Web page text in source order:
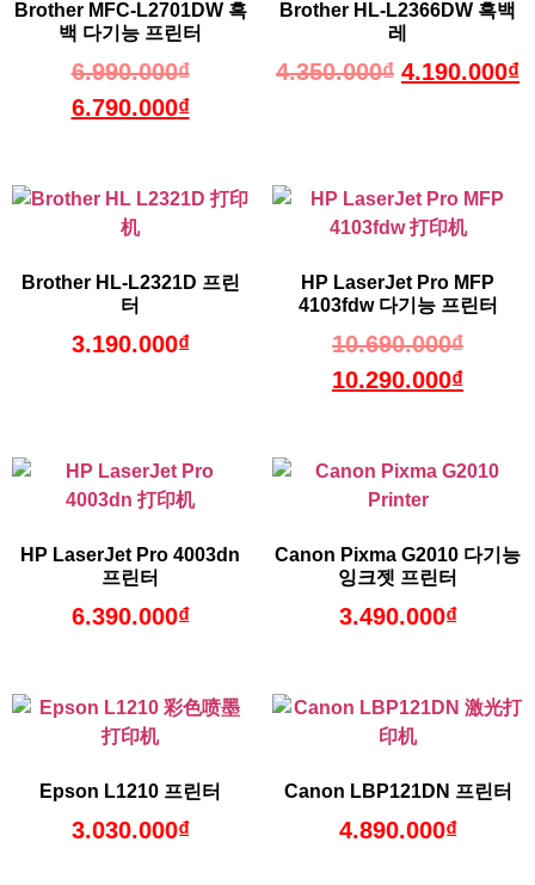
Brother MFC-L2701DW 흑
백 다기능 프린터
6.990.000₫
6.790.000₫
Brother HL-L2366DW 흑백
레
4.350.000₫ 4.190.000₫
Brother HL-L2321D 프린
터
3.190.000₫
HP LaserJet Pro MFP
4103fdw 다기능 프린터
10.690.000₫
10.290.000₫
HP LaserJet Pro 4003dn
프린터
6.390.000₫
Canon Pixma G2010 다기능
잉크젯 프린터
3.490.000₫
Epson L1210 프린터
3.030.000₫
Canon LBP121DN 프린터
4.890.000₫